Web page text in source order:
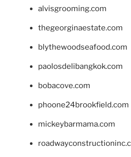
alvisgrooming.com
thegeorginaestate.com
blythewoodseafood.com
paolosdelibangkok.com
bobacove.com
phoone24brookfield.com
mickeybarmama.com